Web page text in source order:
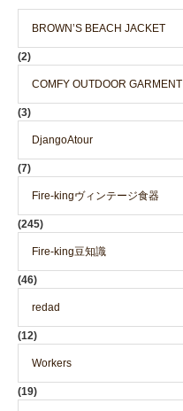
BROWN’S BEACH JACKET
(2)
COMFY OUTDOOR GARMENT
(3)
DjangoAtour
(7)
Fire-kingヴィンテージ食器
(245)
Fire-king豆知識
(46)
redad
(12)
Workers
(19)